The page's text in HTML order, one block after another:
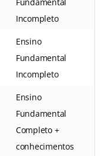
Incompleto
Ensino
Fundamental
Incompleto
Ensino
Fundamental
Completo +
conhecimentos